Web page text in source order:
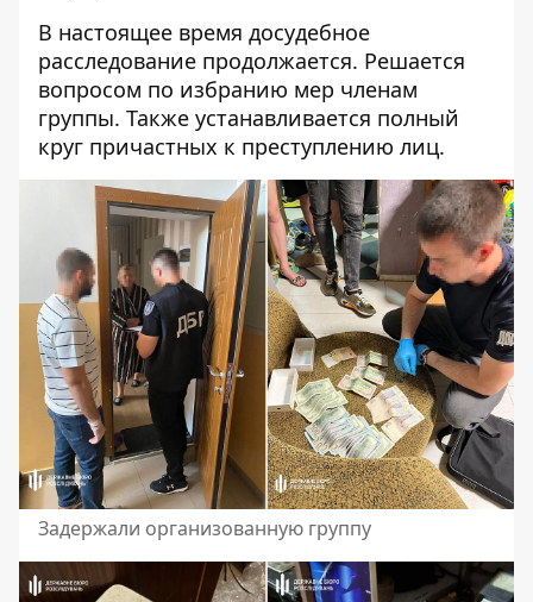
В настоящее время досудебное
расследование продолжается. Решается
вопросом по избранию мер членам
группы. Также устанавливается полный
круг причастных к преступлению лиц.
Задержали организованную группу